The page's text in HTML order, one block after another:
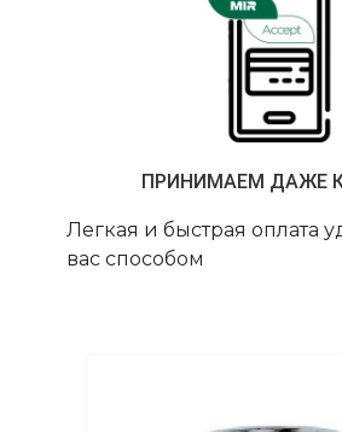
ПРИНИМАЕМ ДАЖЕ
Легкая и быстрая оплата
вас способом